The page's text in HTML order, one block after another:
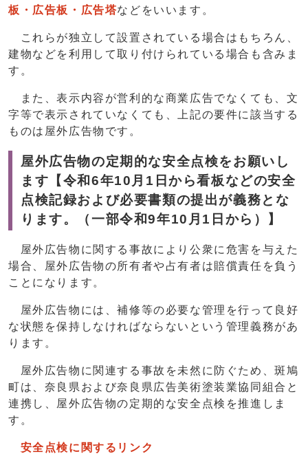
板・広告板・広告塔などをいいます。
これらが独立して設置されている場合はもちろん、
建物などを利用して取り付けられている場合も含みま
す。
また、表示内容が営利的な商業広告でなくても、文
字等で表示されていなくても、上記の要件に該当する
ものは屋外広告物です。
屋外広告物の定期的な安全点検をお願いし
ます【令和6年10月1日から看板などの安全
点検記録および必要書類の提出が義務とな
ります。（一部令和9年10月1日から）】
屋外広告物に関する事故により公衆に危害を与えた
場合、屋外広告物の所有者や占有者は賠償責任を負う
ことになります。
屋外広告物には、補修等の必要な管理を行って良好
な状態を保持しなければならないという管理義務があ
ります。
屋外広告物に関連する事故を未然に防ぐため、斑鳩
町は、奈良県および奈良県広告美術塗装業協同組合と
連携し、屋外広告物の定期的な安全点検を推進しま
す。
安全点検に関するリンク